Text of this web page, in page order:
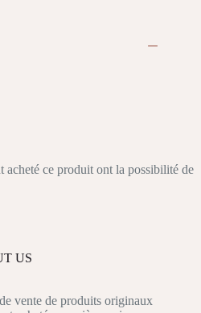
acheté ce produit ont la possibilité de
US
vente de produits originaux